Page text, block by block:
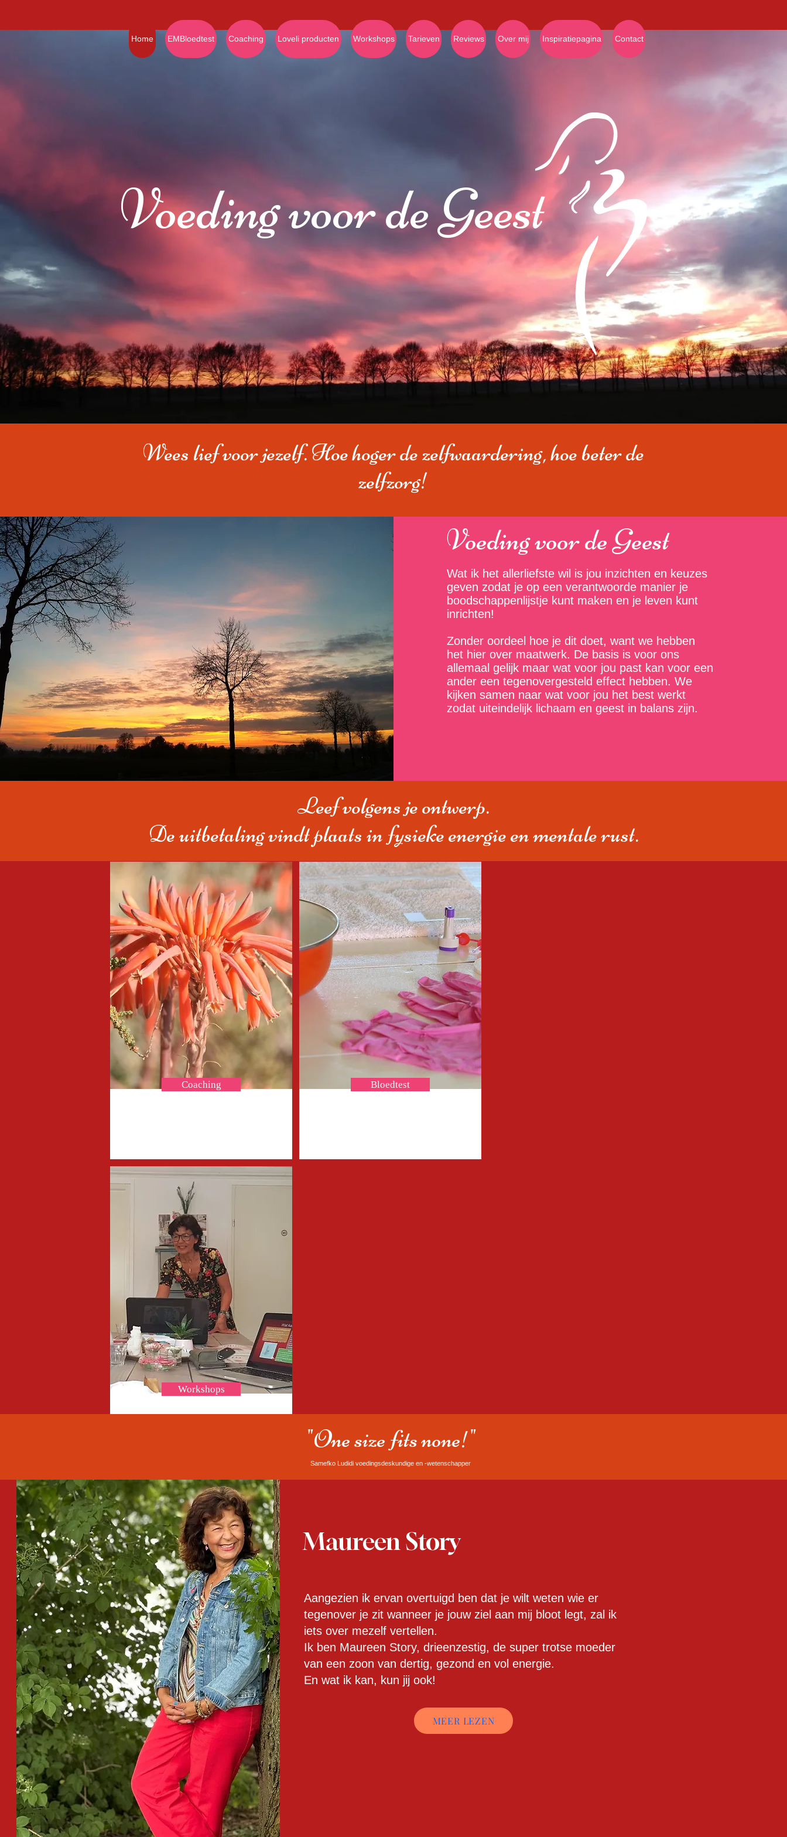
Home EMBloedtest Coaching Loveli producten Workshops Tarieven Reviews Over mij Inspiratiepagina Contact
Voeding voor de Geest
Wees lief voor jezelf. Hoe hoger de zelfwaardering, hoe beter de
zelfzorg!
Voeding voor de Geest
Wat ik het allerliefste wil is jou inzichten en keuzes
geven zodat je op een verantwoorde manier je
boodschappenlijstje kunt maken en je leven kunt
inrichten!
Zonder oordeel hoe je dit doet, want we hebben
het hier over maatwerk. De basis is voor ons
allemaal gelijk maar wat voor jou past kan voor een
ander een tegenovergesteld effect hebben. We
kijken samen naar wat voor jou het best werkt
zodat uiteindelijk lichaam en geest in balans zijn.
Leef volgens je ontwerp.
De uitbetaling vindt plaats in fysieke energie en mentale rust.
Coaching Bloedtest
Workshops
"One size fits none!"
Samefko Ludidi voedingsdeskundige en -wetenschapper
Maureen Story
Aangezien ik ervan overtuigd ben dat je wilt weten wie er
tegenover je zit wanneer je jouw ziel aan mij bloot legt, zal ik
iets over mezelf vertellen.
Ik ben Maureen Story, drieenzestig, de super trotse moeder
van een zoon van dertig, gezond en vol energie.
En wat ik kan, kun jij ook!
MEER LEZEN